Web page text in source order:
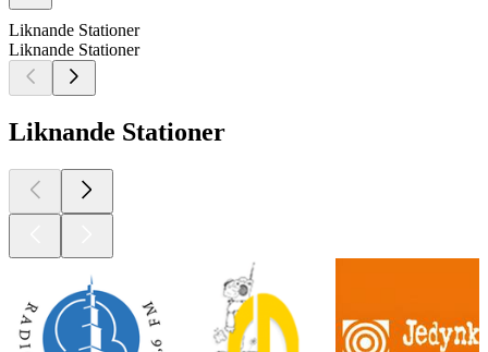
Liknande Stationer
Liknande Stationer
Liknande Stationer